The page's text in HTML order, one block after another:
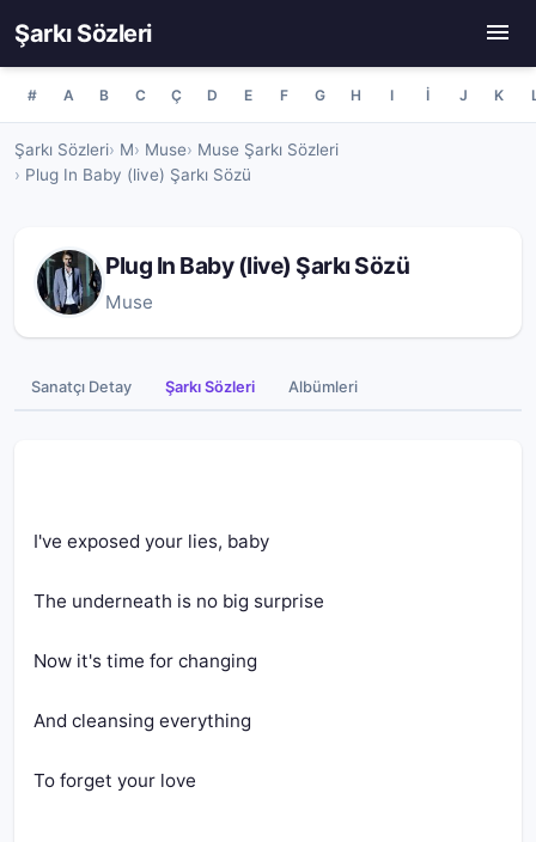
Şarkı Sözleri
# A B C Ç D E F G H I İ J K
Şarkı Sözleri M Muse
Muse Şarkı Sözleri
Plug In Baby (live) Şarkı Sözü
Plug In Baby (live) Şarkı Sözü
Muse
Sanatçı Detay Şarkı Sözleri Albümleri
I've exposed your lies, baby
The underneath is no big surprise
Now it's time for changing
And cleansing everything
To forget your love